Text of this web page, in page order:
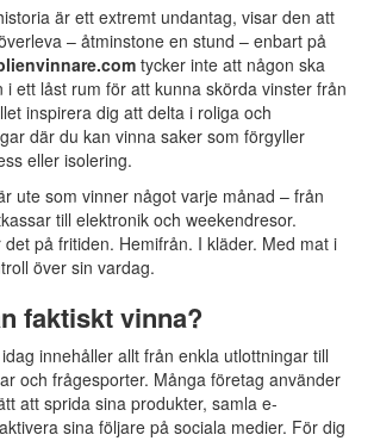
är ett extremt undantag, visar den att
– åtminstone en stund – enbart på
tycker inte att någon ska
i ett låst rum för att kunna skörda vinster från
inspirera dig att delta i roliga och
där du kan vinna saker som förgyller
eller isolering.
ute som vinner något varje månad – från
till elektronik och weekendresor.
på fritiden. Hemifrån. I kläder. Med mat i
över sin vardag.
faktiskt vinna?
innehåller allt från enkla utlottningar till
och frågesporter. Många företag använder
att sprida sina produkter, samla e-
sina följare på sociala medier. För dig